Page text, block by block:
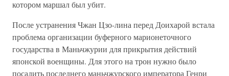
котором маршал был убит.
После устранения Чжан Цзо-лина перед Доихарой встала
проблема организации буферного марионеточного
государства в Маньчжурии для прикрытия действий
японской военщины. Для этого на трон нужно было
посадить последнего маньчжурского императора Генри